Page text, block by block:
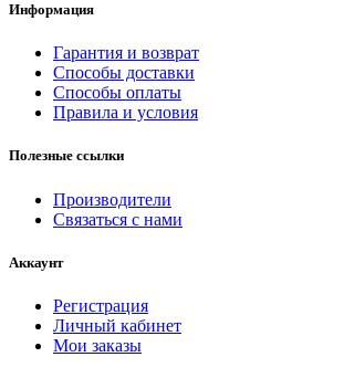
Информация
Гарантия и возврат
Способы доставки
Способы оплаты
Правила и условия
Полезные ссылки
Производители
Связаться с нами
Аккаунт
Регистрация
Личный кабинет
Мои заказы